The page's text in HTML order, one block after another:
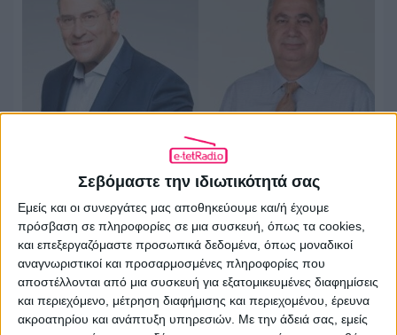
Σεβόμαστε την ιδιωτικότητά σας
Εμείς και οι συνεργάτες μας αποθηκεύουμε και/ή έχουμε
πρόσβαση σε πληροφορίες σε μια συσκευή, όπως τα cookies,
και επεξεργαζόμαστε προσωπικά δεδομένα, όπως μοναδικοί
αναγνωριστικοί και προσαρμοσμένες πληροφορίες που
αποστέλλονται από μια συσκευή για εξατομικευμένες διαφημίσεις
και περιεχόμενο, μέτρηση διαφήμισης και περιεχομένου, έρευνα
ακροατηρίου και ανάπτυξη υπηρεσιών. Με την άδειά σας, εμείς
Ο Άκης Παυλόπουλος και ο Βασίλης
Χιώτης στην πρωινή ενημέρωση του
ΑΝΤ1
24.07.2026 - 12:15